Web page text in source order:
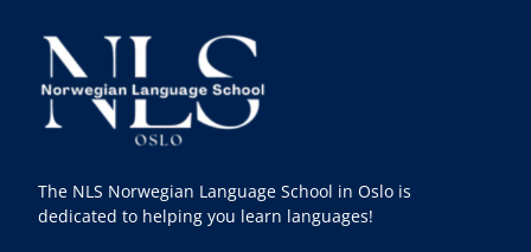
The NLS Norwegian Language School in Oslo is
dedicated to helping you learn languages!